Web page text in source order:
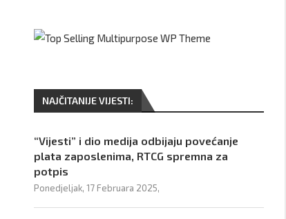
NAJČITANIJE VIJESTI:
“Vijesti” i dio medija odbijaju povećanje
plata zaposlenima, RTCG spremna za
potpis
Ponedjeljak, 17 Februara 2025,